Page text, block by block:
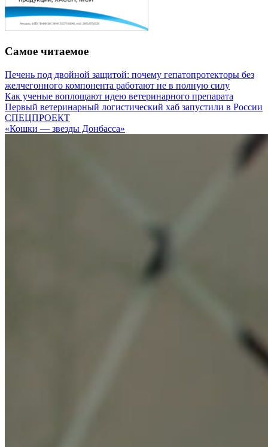
Самое читаемое
Печень под двойной защитой: почему гепатопротекторы без
желчегонного компонента работают не в полную силу
Как ученые воплощают идею ветеринарного препарата
Первый ветеринарный логистический хаб запустили в России
СПЕЦПРОЕКТ
«Кошки — звезды Донбасса»